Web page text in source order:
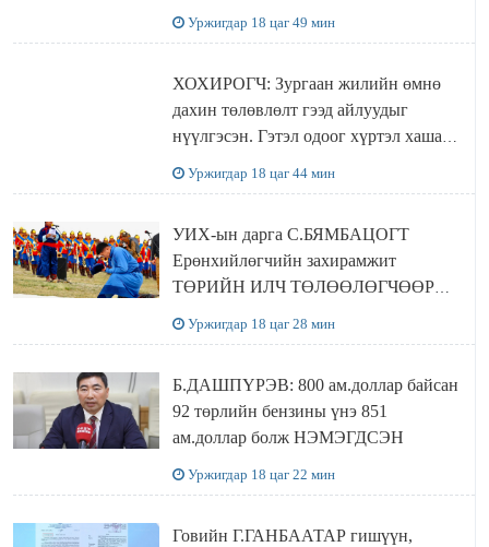
Уржигдар 18 цаг 49 мин
ХОХИРОГЧ: Зургаан жилийн өмнө
дахин төлөвлөлт гээд айлуудыг
нүүлгэсэн. Гэтэл одоог хүртэл хашаа
Уржигдар 18 цаг 44 мин
УИХ-ын дарга С.БЯМБАЦОГТ
Ерөнхийлөгчийн захирамжит
ТӨРИЙН ИЛЧ ТӨЛӨӨЛӨГЧӨӨР
Уржигдар 18 цаг 28 мин
Б.ДАШПҮРЭВ: 800 ам.доллар байсан
92 төрлийн бензины үнэ 851
ам.доллар болж НЭМЭГДСЭН
Уржигдар 18 цаг 22 мин
Говийн Г.ГАНБААТАР гишүүн,